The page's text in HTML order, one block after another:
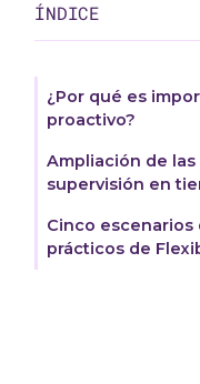
ÍNDICE
¿Por qué es
proactivo?
Ampliación de
supervisión en
Cinco escenarios
prácticos de